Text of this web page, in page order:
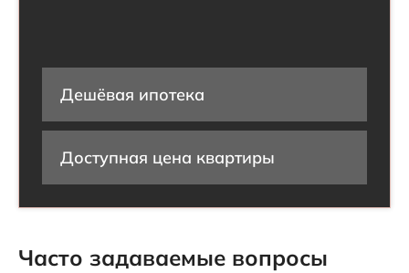
Дешёвая ипотека
Доступная цена квартиры
Часто задаваемые вопросы